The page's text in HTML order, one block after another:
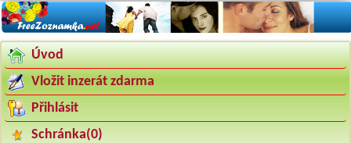
Úvod
Vložit inzerát zdarma
Přihlásit
Schránka(0)